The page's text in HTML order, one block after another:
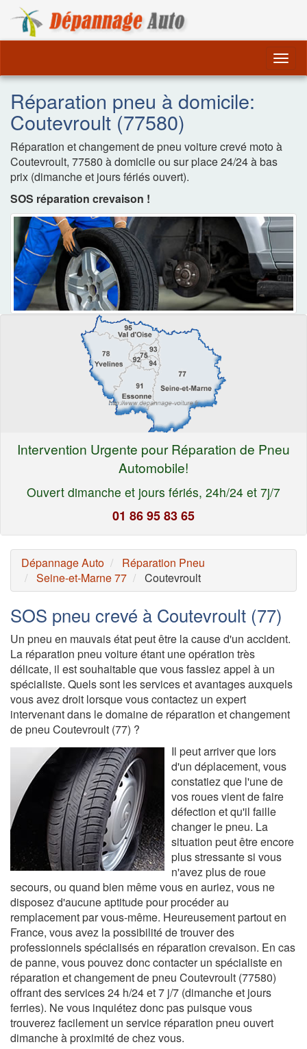
Réparation pneu à domicile:
Coutevroult (77580)
Réparation et changement de pneu voiture crevé moto à
Coutevroult, 77580 à domicile ou sur place 24/24 à bas
prix (dimanche et jours fériés ouvert).
SOS réparation crevaison !
Intervention Urgente pour Réparation de Pneu
Automobile!
Ouvert dimanche et jours fériés, 24h/24 et 7j/7
01 86 95 83 65
Dépannage Auto
Réparation Pneu
Seine-et-Marne 77
Coutevroult
SOS pneu crevé à Coutevroult (77)
Un pneu en mauvais état peut être la cause d'un accident.
La réparation pneu voiture étant une opération très
délicate, il est souhaitable que vous fassiez appel à un
spécialiste. Quels sont les services et avantages auxquels
vous avez droit lorsque vous contactez un expert
intervenant dans le domaine de réparation et changement
de pneu Coutevroult (77) ?
Il peut arriver que lors
d'un déplacement, vous
constatiez que l'une de
vos roues vient de faire
défection et qu'il faille
changer le pneu. La
situation peut être encore
plus stressante si vous
n'avez plus de roue
secours, ou quand bien même vous en auriez, vous ne
disposez d'aucune aptitude pour procéder au
remplacement par vous-même. Heureusement partout en
France, vous avez la possibilité de trouver des
professionnels spécialisés en réparation crevaison. En cas
de panne, vous pouvez donc contacter un spécialiste en
réparation et changement de pneu Coutevroult (77580)
offrant des services 24 h/24 et 7 j/7 (dimanche et jours
ferries). Ne vous inquiétez donc pas puisque vous
trouverez facilement un service réparation pneu ouvert
dimanche à proximité de chez vous.